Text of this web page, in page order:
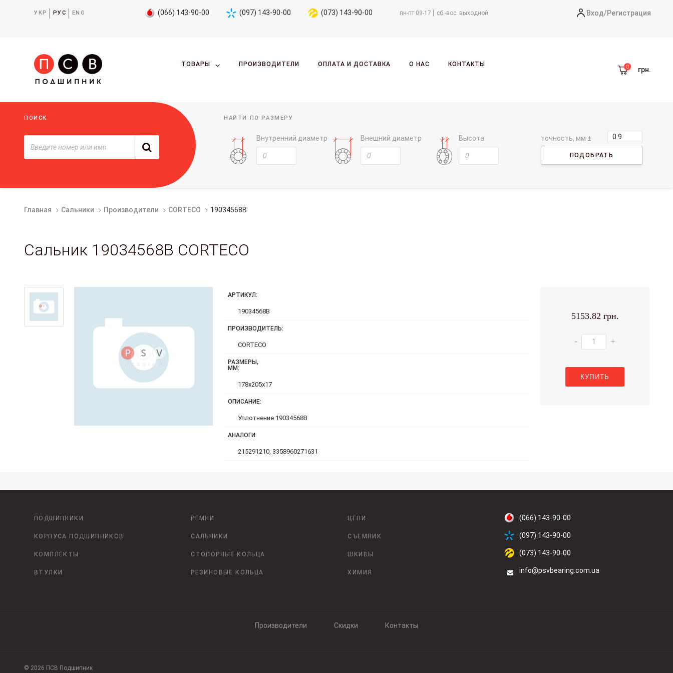
УКР РУС ENG пн-пт 09-17 сб.-вос. выходной
(066) 143-90-00 (097) 143-90-00 (073) 143-90-00 Вход/Регистрация
ТОВАРЫ ПРОИЗВОДИТЕЛИ ОПЛАТА И ДОСТАВКА О НАС КОНТАКТЫ
грн.
ПОИСК НАЙТИ ПО РАЗМЕРУ
Внутренний диаметр Внешний диаметр Высота точность, мм ±
ПОДОБРАТЬ
Главная Сальники Производители CORTECO 19034568B
Сальник 19034568B CORTECO
АРТИКУЛ:
19034568B
ПРОИЗВОДИТЕЛЬ:
CORTECO
РАЗМЕРЫ,
ММ:
178x205x17
ОПИСАНИЕ:
Уплотнение 19034568B
АНАЛОГИ:
215291210, 3358960271631
5153.82 грн.
- +
КУПИТЬ
ПОДШИПНИКИ
КОРПУСА ПОДШИПНИКОВ
КОМПЛЕКТЫ
ВТУЛКИ
РЕМНИ
САЛЬНИКИ
СТОПОРНЫЕ КОЛЬЦА
РЕЗИНОВЫЕ КОЛЬЦА
ЦЕПИ
СЪЕМНИК
ШКИВЫ
ХИМИЯ
(066) 143-90-00
(097) 143-90-00
(073) 143-90-00
info@psvbearing.com.ua
Производители Скидки Контакты
© 2026 ПСВ Подшипник